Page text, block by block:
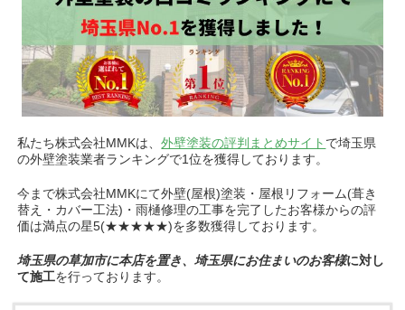
私たち株式会社MMKは、外壁塗装の評判まとめサイト で埼玉県
の外壁塗装業者ランキングで1位を獲得しております。
今まで株式会社MMKにて外壁(屋根)塗装・屋根リフォーム(葺き
替え・カバー工法)・雨樋修理の工事を完了したお客様からの評
価は満点の星5(★★★★★)を多数獲得しております。
埼玉県の草加市に本店を置き、埼玉県にお住まいのお客様に対し
て施工を行っております。